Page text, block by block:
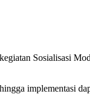
Sosialisasi
implementasi